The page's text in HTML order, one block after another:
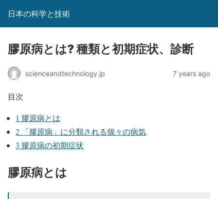
日本の科学と技術
膠原病とは? 種類と初期症状、診断
scienceandtechnology.jp 7 years ago
目次
1 膠原病とは
2 「膠原病」に分類される個々の病気
3 膠原病の初期症状
膠原病とは